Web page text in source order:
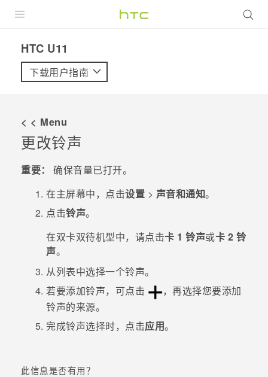
VIVE
支持帮助
在线客服
HTC U11‎
下载用户指南
< < Menu
更改铃声
重要：
确保音量已打开。
在主屏幕中，点击设置 > 声音和通知。
点击铃声。
在双卡双待机型中，请点击卡 1 铃声或卡 2 铃
声。
从列表中选择一个铃声。
若要添加铃声，可点击
，再选择您要添加
铃声的来源。
完成铃声选择时，点击应用。
此信息是否有用？